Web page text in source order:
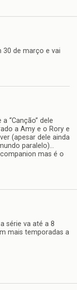
30 de março e vai
“Canção” dele
a Amy e o Rory e
(apesar dele ainda
paralelo)…
mas é o
série va até a 8
mais temporadas a